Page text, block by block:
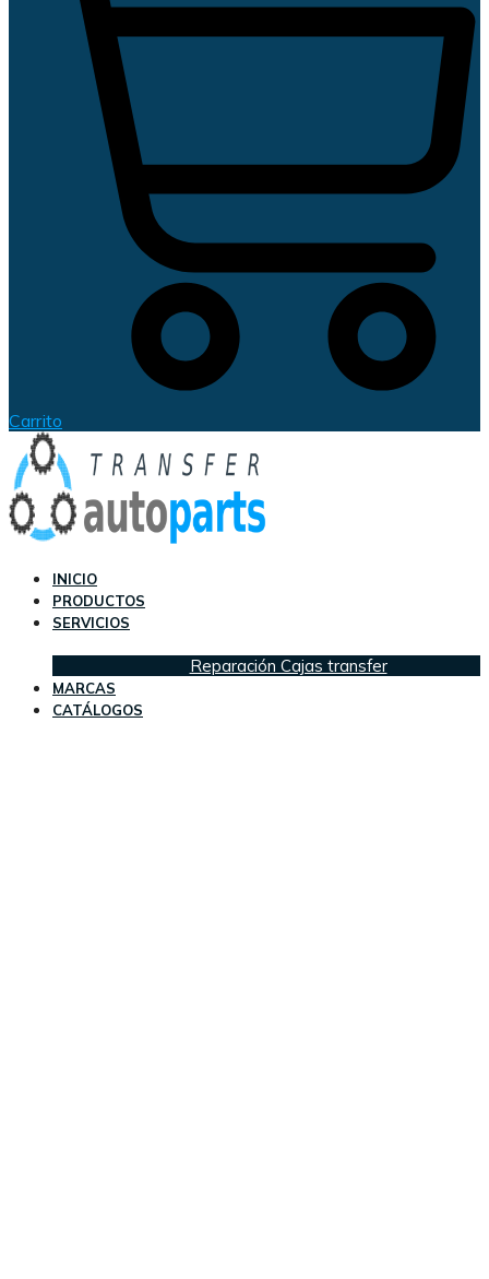
Carrito
INICIO
PRODUCTOS
SERVICIOS
Reparación Cajas transfer
MARCAS
CATÁLOGOS